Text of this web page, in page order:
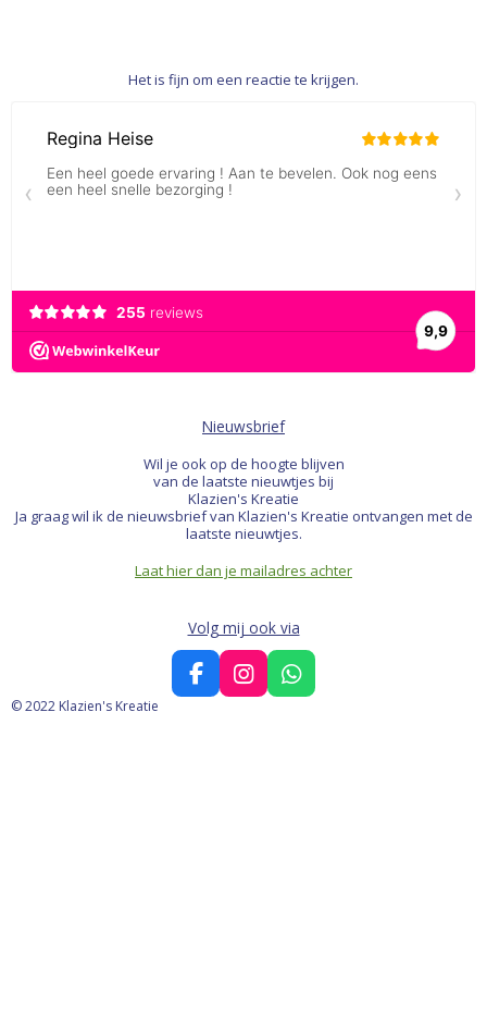
Het is fijn om een reactie te krijgen.
Nieuwsbrief
Wil je ook op de hoogte blijven
van de laatste nieuwtjes bij
Klazien's Kreatie
Ja graag wil ik de nieuwsbrief van Klazien's Kreatie ontvangen met de
laatste nieuwtjes.
Laat hier dan je mailadres achter
Volg mij ook via
F
a
I
n
W
h
© 2022 Klazien's Kreatie